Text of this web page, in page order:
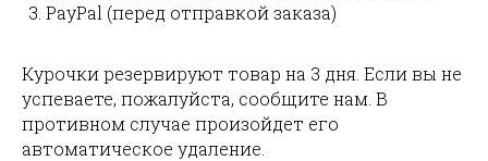
PayPal (перед отправкой заказа)
Курочки резервируют товар на 3 дня. Если вы не
успеваете, пожалуйста, сообщите нам. В
противном случае произойдет его
автоматическое удаление.